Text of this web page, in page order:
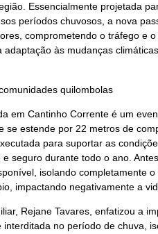
Essencialmente projetada
períodos chuvosos, a nova
comprometendo o tráfego e
às mudanças
quilombolas
em Cantinho Corrente é um
se estende por 22 metros de
para suportar as
seguro durante todo o ano.
isolando completamente
impactando negativamente a
Rejane Tavares, enfatizou a
no período de chuva,